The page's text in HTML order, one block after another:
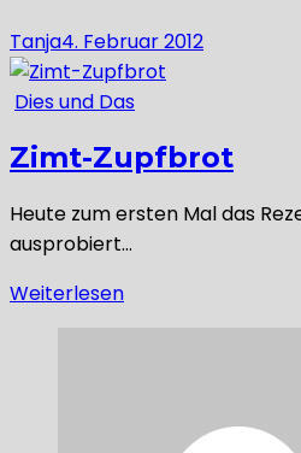
Tanja4. Februar 2012
Dies und Das
Zimt-Zupfbrot
Heute zum ersten Mal das
ausprobiert…
Weiterlesen